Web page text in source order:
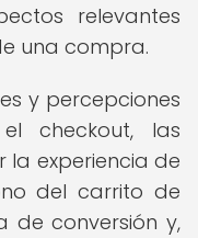
relevantes
una compra.
y percepciones
checkout, las
la experiencia de
del carrito de
de conversión y,